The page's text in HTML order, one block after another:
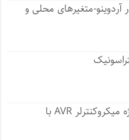
آردوینو-متغیرهای محلی و
دانلود کتاب 11 پروژه میکروکنترلر AVR با